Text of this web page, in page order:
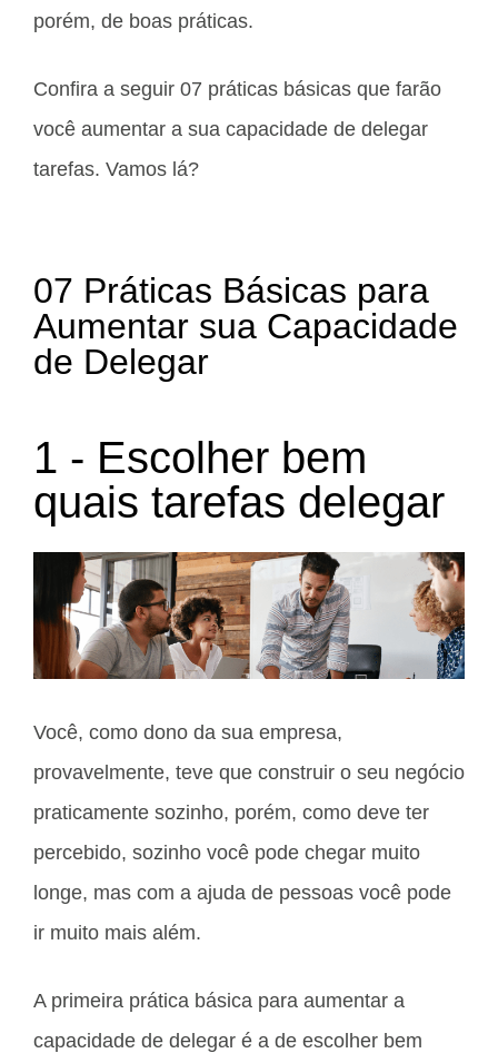
porém, de boas práticas.
Confira a seguir 07 práticas básicas que farão
você aumentar a sua capacidade de delegar
tarefas. Vamos lá?
07 Práticas Básicas para
Aumentar sua Capacidade
de Delegar
1 - Escolher bem
quais tarefas delegar
Você, como dono da sua empresa,
provavelmente, teve que construir o seu negócio
praticamente sozinho, porém, como deve ter
percebido, sozinho você pode chegar muito
longe, mas com a ajuda de pessoas você pode
ir muito mais além.
A primeira prática básica para aumentar a
capacidade de delegar é a de escolher bem